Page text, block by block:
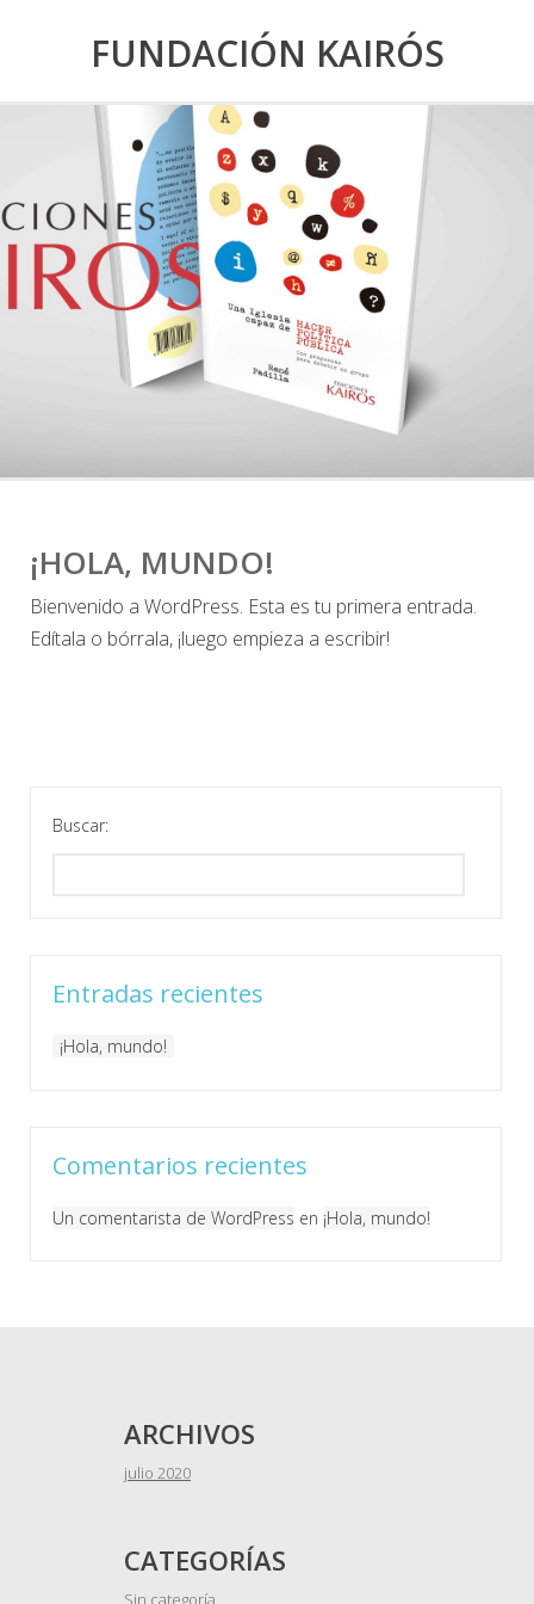
FUNDACIÓN KAIRÓS
¡HOLA, MUNDO!
Bienvenido a WordPress. Esta es tu primera entrada.
Edítala o bórrala, ¡luego empieza a escribir!
Buscar:
Entradas recientes
¡Hola, mundo!
Comentarios recientes
Un comentarista de WordPress en ¡Hola, mundo!
ARCHIVOS
julio 2020
CATEGORÍAS